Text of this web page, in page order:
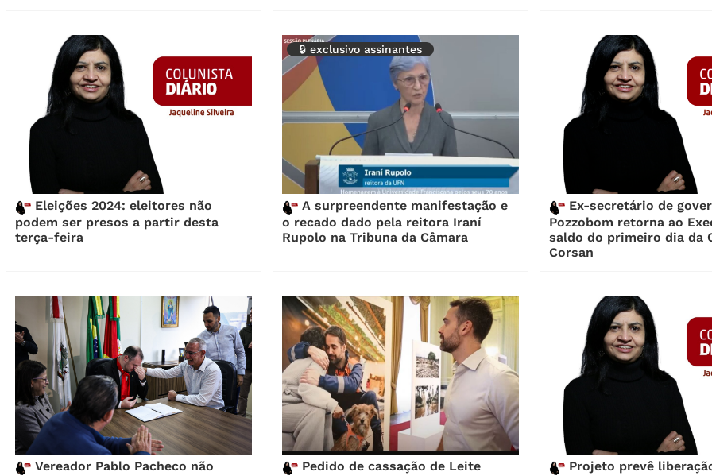
Eleições 2024: eleitores não
podem ser presos a partir desta
terça-feira
🔒 exclusivo assinantes
A surpreendente manifestação e
o recado dado pela reitora Iraní
Rupolo na Tribuna da Câmara
Ex-secretário de
Pozzobom retorna ao
saldo do primeiro dia da
Corsan
Vereador Pablo Pacheco não
Pedido de cassação de Leite
Projeto prevê